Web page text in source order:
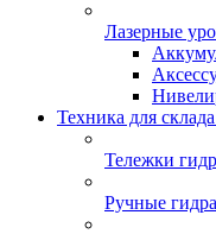
Лазерные
Техника для склада
Тележки
Ручные